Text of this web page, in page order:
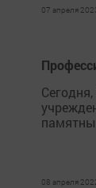
07 апреля
08 апреля